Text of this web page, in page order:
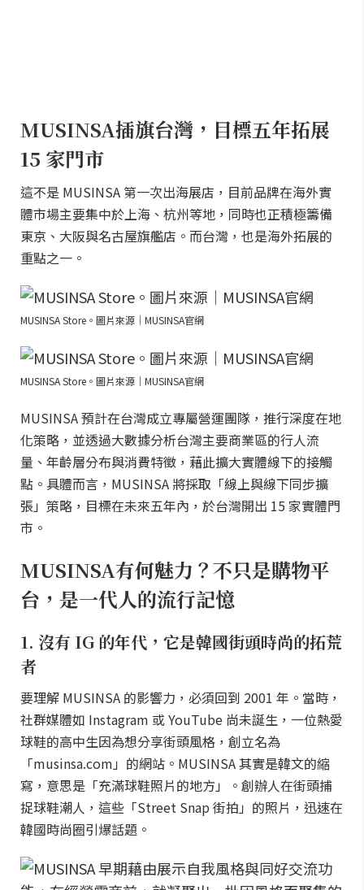
MUSINSA插旗台灣，目標五年拓展
15 家門市
這不是 MUSINSA 第一次出海展店，目前品牌在海外實
體市場主要集中於上海、杭州等地，同時也正積極籌備
東京、大阪與名古屋旗艦店。而台灣，也是海外拓展的
重點之一。
MUSINSA Store。圖片來源｜MUSINSA官網
MUSINSA Store。圖片來源｜MUSINSA官網
MUSINSA 預計在台灣成立專屬營運團隊，推行深度在地
化策略，並透過大數據分析台灣主要商業區的行人流
量、年齡層分布與消費特徵，藉此擴大實體線下的接觸
點。具體而言，MUSINSA 將採取「線上與線下同步擴
張」策略，目標在未來五年內，於台灣開出 15 家實體門
市。
MUSINSA有何魅力？不只是購物平
台，是一代人的流行記憶
1. 沒有 IG 的年代，它是韓國街頭時尚的拓荒
者
要理解 MUSINSA 的影響力，必須回到 2001 年。當時，
社群媒體如 Instagram 或 YouTube 尚未誕生，一位熱愛
球鞋的高中生因為想分享街頭風格，創立名為
「musinsa.com」的網站。MUSINSA 其實是韓文的縮
寫，意思是「充滿球鞋照片的地方」。創辦人在街頭捕
捉球鞋潮人，這些「Street Snap 街拍」的照片，迅速在
韓國時尚圈引爆話題。